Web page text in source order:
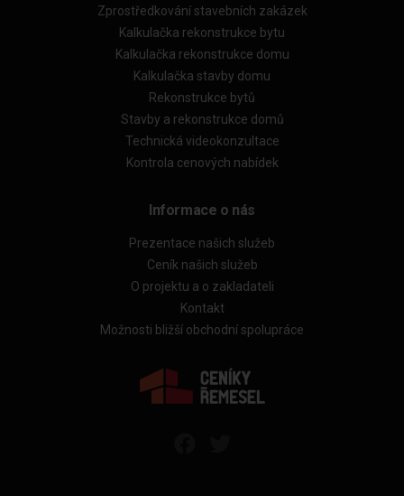
Zprostředkování stavebních zakázek
Kalkulačka rekonstrukce bytu
Kalkulačka rekonstrukce domu
Kalkulačka stavby domu
Rekonstrukce bytů
Stavby a rekonstrukce domů
Technická videokonzultace
Kontrola cenových nabídek
Informace o nás
Prezentace našich služeb
Ceník našich služeb
O projektu a o zakladateli
Kontakt
Možnosti bližší obchodní spolupráce